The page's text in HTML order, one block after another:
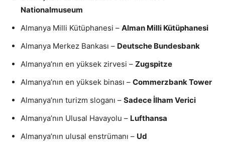
Nationalmuseum
Almanya Milli Kütüphanesi – Alman Milli Kütüphanesi
Almanya Merkez Bankası – Deutsche Bundesbank
Almanya’nın en yüksek zirvesi – Zugspitze
Almanya’nın en yüksek binası – Commerzbank Tower
Almanya’nın turizm sloganı – Sadece İlham Verici
Almanya’nın Ulusal Havayolu – Lufthansa
Almanya’nın ulusal enstrümanı – Ud